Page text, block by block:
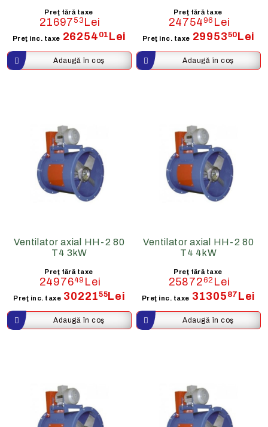
Preţ fără taxe
2169753 Lei
Preţ inc. taxe 26254 01 Lei
Preţ fără taxe
2475496 Lei
Preţ inc. taxe 2995350 Lei
Ventilator axial HH-2 80
T4 3kW
Preţ fără taxe
2497649 Lei
Preţ inc. taxe 3022155 Lei
Ventilator axial HH-2 80
T4 4kW
Preţ fără taxe
2587262 Lei
Preţ inc. taxe 31305 87 Lei